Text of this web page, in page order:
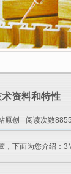
资料和特性
原创 阅读次数
下面为您介绍：